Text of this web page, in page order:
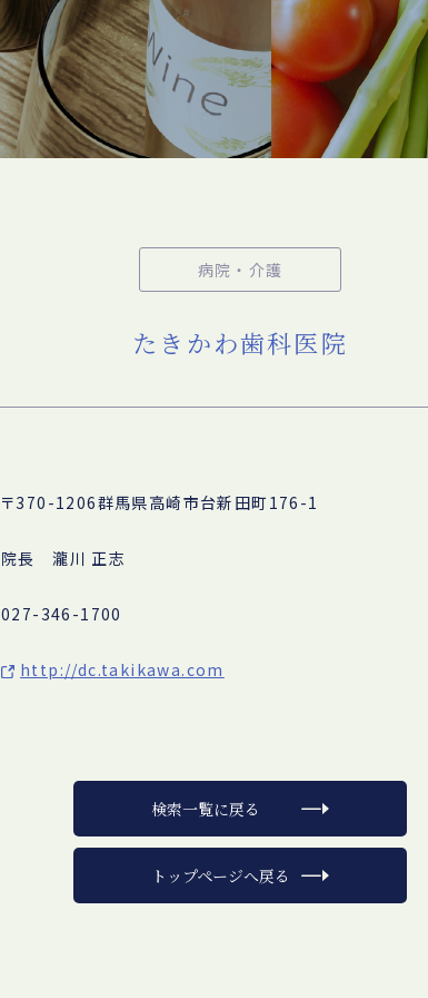
病院・介護
たきかわ歯科医院
〒370-1206群馬県高崎市台新田町176-1
院長 瀧川 正志
027-346-1700
http://dc.takikawa.com
検索一覧に戻る
トップページへ戻る